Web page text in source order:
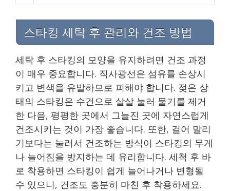
스타킹 세탁 후 관리와 건조 방법
세탁 후 스타킹의 모양을 유지하려면 건조 과정
이 매우 중요합니다. 직사광선은 섬유를 손상시
키고 변색을 유발하므로 피해야 합니다. 젖은 상
태의 스타킹은 수건으로 살살 눌러 물기를 제거
한 다음, 평평한 곳에서 그늘진 곳에 자연스럽게
건조시키는 것이 가장 좋습니다. 또한, 걸어 말리
기보다는 눌러서 건조하는 방식이 스타킹의 무게
나 늘어짐을 방지하는 데 유리합니다. 세척 후 바
로 착용하면 스타킹이 쉽게 늘어나거나 변형될
수 있으니, 건조도 충분히 마친 후 착용하세요.